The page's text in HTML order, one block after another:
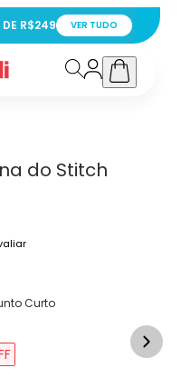
R$249 VER TUDO
do Stitch
Curto